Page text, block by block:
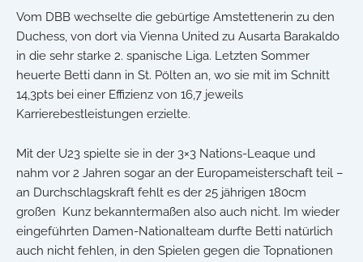
Vom DBB wechselte die gebürtige Amstettenerin zu den
Duchess, von dort via Vienna United zu Ausarta Barakaldo
in die sehr starke 2. spanische Liga. Letzten Sommer
heuerte Betti dann in St. Pölten an, wo sie mit im Schnitt
14,3pts bei einer Effizienz von 16,7 jeweils
Karrierebestleistungen erzielte.
Mit der U23 spielte sie in der 3×3 Nations-Leaque und
nahm vor 2 Jahren sogar an der Europameisterschaft teil –
an Durchschlagskraft fehlt es der 25 jährigen 180cm
großen Kunz bekanntermaßen also auch nicht. Im wieder
eingeführten Damen-Nationalteam durfte Betti natürlich
auch nicht fehlen, in den Spielen gegen die Topnationen